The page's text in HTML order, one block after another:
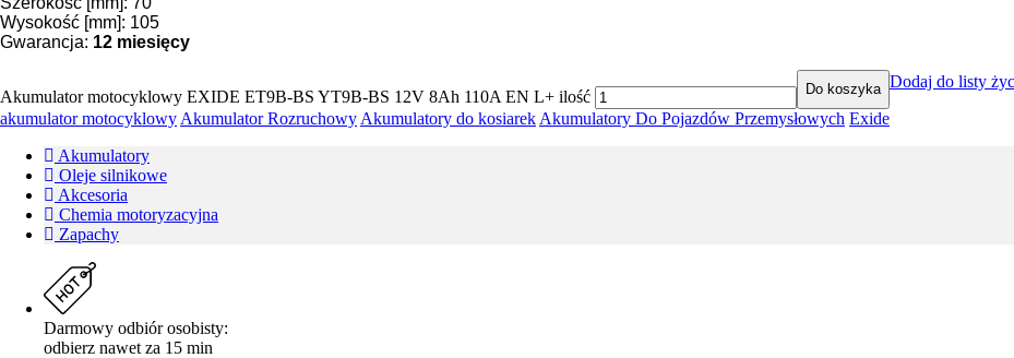
Wysokość [mm]: 105
Gwarancja: 12 miesięcy
Akumulator motocyklowy EXIDE ET9B-BS YT9B-BS 12V 8Ah 110A EN L+ ilość Do koszyka Dodaj do listy
akumulator motocyklowy Akumulator Rozruchowy Akumulatory do kosiarek Akumulatory Do Pojazdów Przemysłowych Exide
Akumulatory
Oleje silnikowe
Akcesoria
Chemia motoryzacyjna
Zapachy
Darmowy odbiór osobisty:
odbierz nawet za 15 min